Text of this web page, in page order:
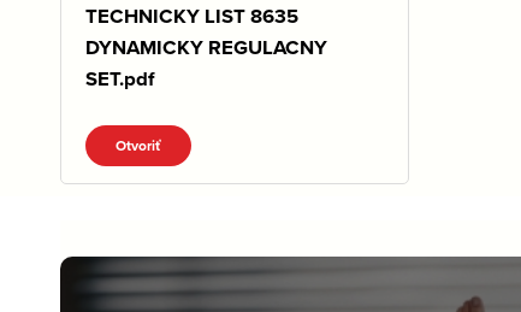
TECHNICKY LIST 8635
DYNAMICKY REGULACNY
SET.pdf
Otvoriť